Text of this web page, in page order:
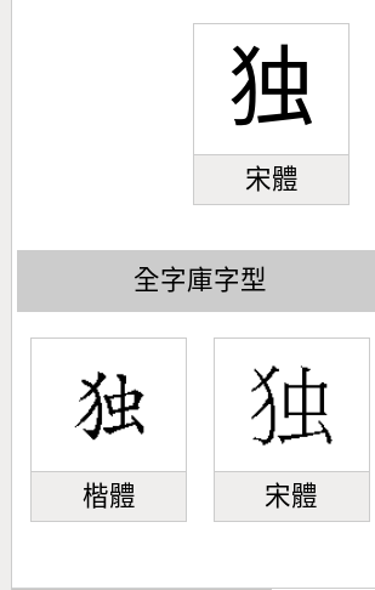
独
宋體
全字庫字型
楷體 宋體